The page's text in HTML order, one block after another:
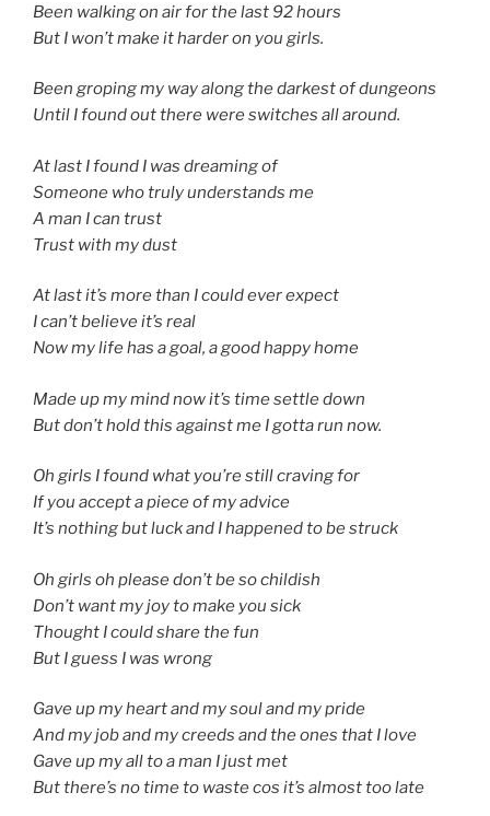
Been walking on air for the last 92 hours
But I won’t make it harder on you girls.
Been groping my way along the darkest of dungeons
Until I found out there were switches all around.
At last I found I was dreaming of
Someone who truly understands me
A man I can trust
Trust with my dust
At last it’s more than I could ever expect
I can’t believe it’s real
Now my life has a goal, a good happy home
Made up my mind now it’s time settle down
But don’t hold this against me I gotta run now.
Oh girls I found what you’re still craving for
If you accept a piece of my advice
It’s nothing but luck and I happened to be struck
Oh girls oh please don’t be so childish
Don’t want my joy to make you sick
Thought I could share the fun
But I guess I was wrong
Gave up my heart and my soul and my pride
And my job and my creeds and the ones that I love
Gave up my all to a man I just met
But there’s no time to waste cos it’s almost too late